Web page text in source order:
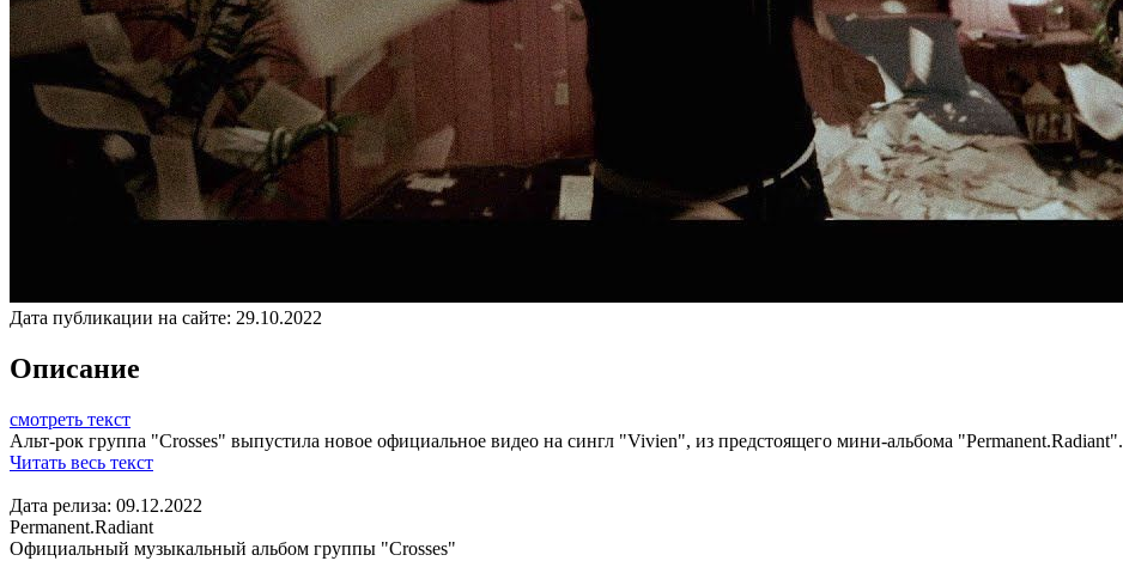
Дата публикации на сайте: 29.10.2022
Описание
смотреть текст
Альт-рок группа "Crosses" выпустила новое официальное видео на сингл "Vivien", из предстоящего мини-альбома "Permanent.Radiant".
Читать весь текст
Дата релиза: 09.12.2022
Permanent.Radiant
Официальный музыкальный альбом группы "Crosses"